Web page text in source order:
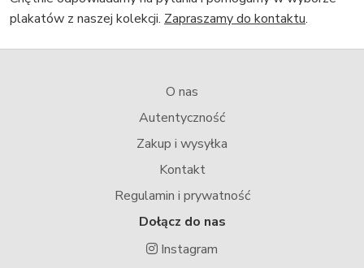
plakatów z naszej kolekcji. Zapraszamy do kontaktu.
O nas
Autentyczność
Zakup i wysyłka
Kontakt
Regulamin i prywatność
Dołącz do nas
Instagram